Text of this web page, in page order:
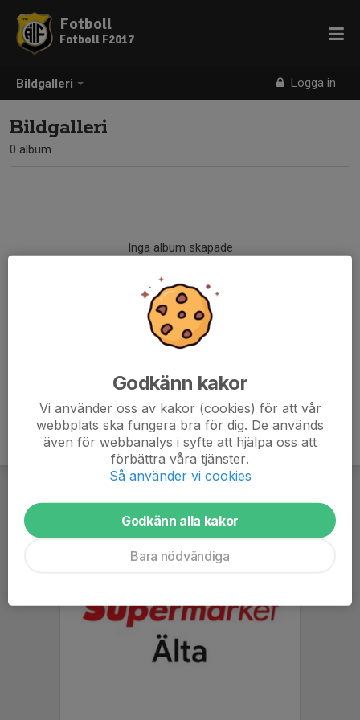
Bildgalleri Logga in
Fotboll
Fotboll F2017
Bildgalleri
0 album
Inga album skapade
Godkänn kakor
Vi använder oss av kakor (cookies) för att vår
webbplats ska fungera bra för dig. De används
även för webbanalys i syfte att hjälpa oss att
förbättra våra tjänster.
Så använder vi cookies
Godkänn alla kakor
Bara nödvändiga